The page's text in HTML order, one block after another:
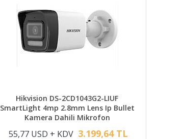
Hikvision DS-2CD1043G2-LIUF
SmartLight 4mp 2.8mm Lens Ip Bullet
Kamera Dahili Mikrofon
55,77 USD + KDV 3.199,64 TL